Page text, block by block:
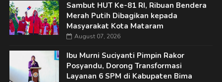
Sambut HUT Ke-81 RI, Ribuan Bendera
Merah Putih Dibagikan kepada
Masyarakat Kota Mataram
August 07, 2026
Ibu Murni Suciyanti Pimpin Rakor
Posyandu, Dorong Transformasi
Layanan 6 SPM di Kabupaten Bima